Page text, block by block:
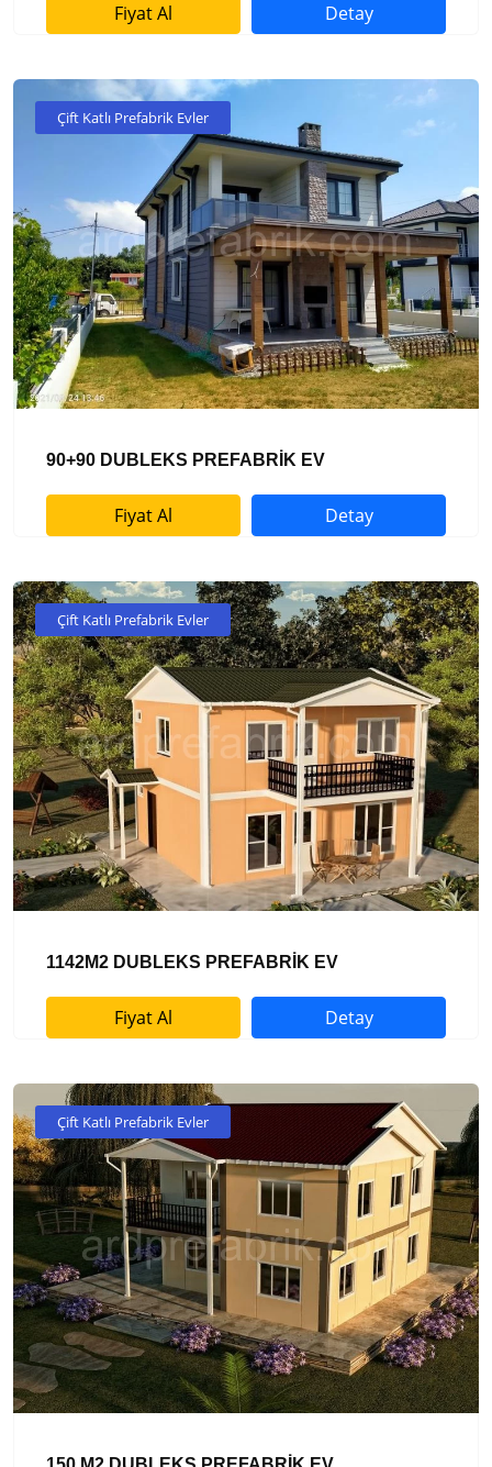
Fiyat Al Detay
Çift Katlı Prefabrik Evler
90+90 DUBLEKS PREFABRİK EV
Fiyat Al Detay
Çift Katlı Prefabrik Evler
1142M2 DUBLEKS PREFABRİK EV
Fiyat Al Detay
Çift Katlı Prefabrik Evler